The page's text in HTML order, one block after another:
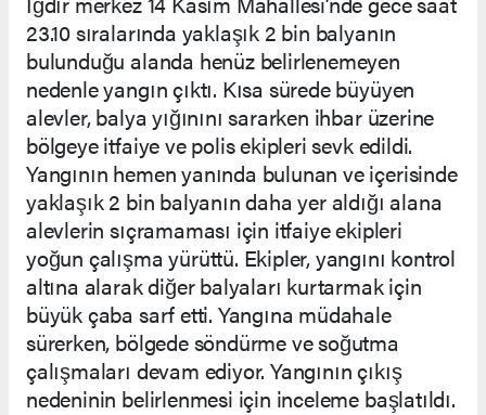
23.10 sıralarında yaklaşık 2 bin balyanın
bulunduğu alanda henüz belirlenemeyen
nedenle yangın çıktı. Kısa sürede büyüyen
alevler, balya yığınını sararken ihbar üzerine
bölgeye itfaiye ve polis ekipleri sevk edildi.
Yangının hemen yanında bulunan ve içerisinde
yaklaşık 2 bin balyanın daha yer aldığı alana
alevlerin sıçramaması için itfaiye ekipleri
yoğun çalışma yürüttü. Ekipler, yangını kontrol
altına alarak diğer balyaları kurtarmak için
büyük çaba sarf etti. Yangına müdahale
sürerken, bölgede söndürme ve soğutma
çalışmaları devam ediyor. Yangının çıkış
nedeninin belirlenmesi için inceleme başlatıldı.